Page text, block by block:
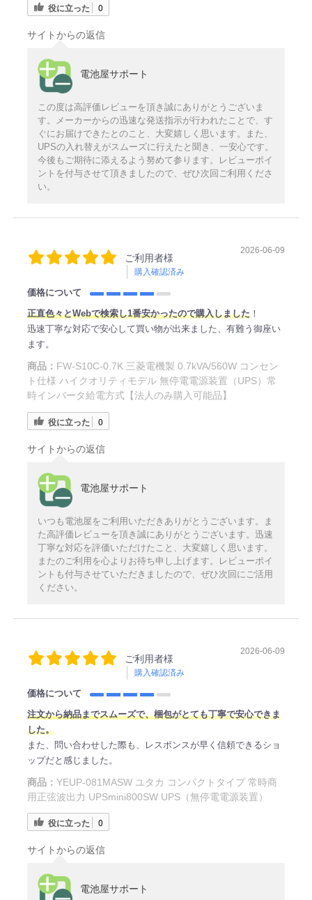
役に立った 0
サイトからの返信
電池屋サポート
この度は高評価レビューを頂き誠にありがとうございま
す。メーカーからの迅速な発送指示が行われたことで、す
ぐにお届けできたとのこと、大変嬉しく思います。また、
UPSの入れ替えがスムーズに行えたと聞き、一安心です。
今後もご期待に添えるよう努めて参ります。レビューポイ
ントを付与させて頂きましたので、ぜひ次回ご利用くださ
い。
ご利用者様
購入確認済み
2026-06-09
価格について
正直色々とWebで検索し1番安かったので購入しました！
迅速丁寧な対応で安心して買い物が出来ました、有難う御座い
ます。
商品： FW-S10C-0.7K 三菱電機製 0.7kVA/560W コンセン
ト仕様 ハイクオリティモデル 無停電電源装置（UPS）常
時インバータ給電方式【法人のみ購入可能品】
役に立った 0
サイトからの返信
電池屋サポート
いつも電池屋をご利用いただきありがとうございます。ま
た高評価レビューを頂き誠にありがとうございます。迅速
丁寧な対応を評価いただけたこと、大変嬉しく思います。
またのご利用を心よりお待ち申し上げます。レビューポイ
ントも付与させていただきましたので、ぜひ次回にご活用
ください。
ご利用者様
購入確認済み
2026-06-09
価格について
注文から納品までスムーズで、梱包がとても丁寧で安心できま
した。
また、問い合わせした際も、レスポンスが早く信頼できるショ
ップだと感じました。
商品： YEUP-081MASW ユタカ コンパクトタイプ 常時商
用正弦波出力 UPSmini800SW UPS（無停電電源装置）
役に立った 0
サイトからの返信
電池屋サポート